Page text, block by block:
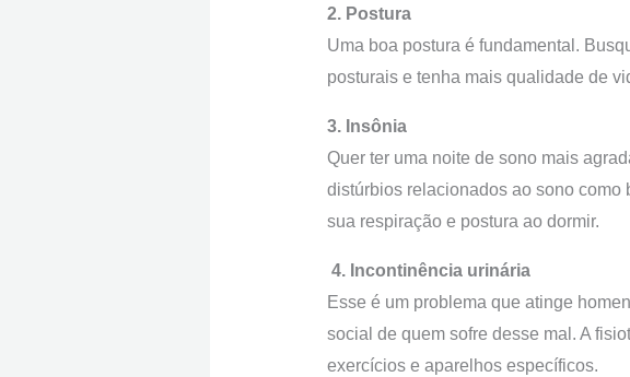
2. Postura
Uma boa postura é fundamental.
posturais e tenha mais qualidade de
3. Insônia
Quer ter uma noite de sono mais
distúrbios relacionados ao sono como
sua respiração e postura ao dormir.
4. Incontinência urinária
Esse é um problema que atinge
social de quem sofre desse mal. A
exercícios e aparelhos específicos.